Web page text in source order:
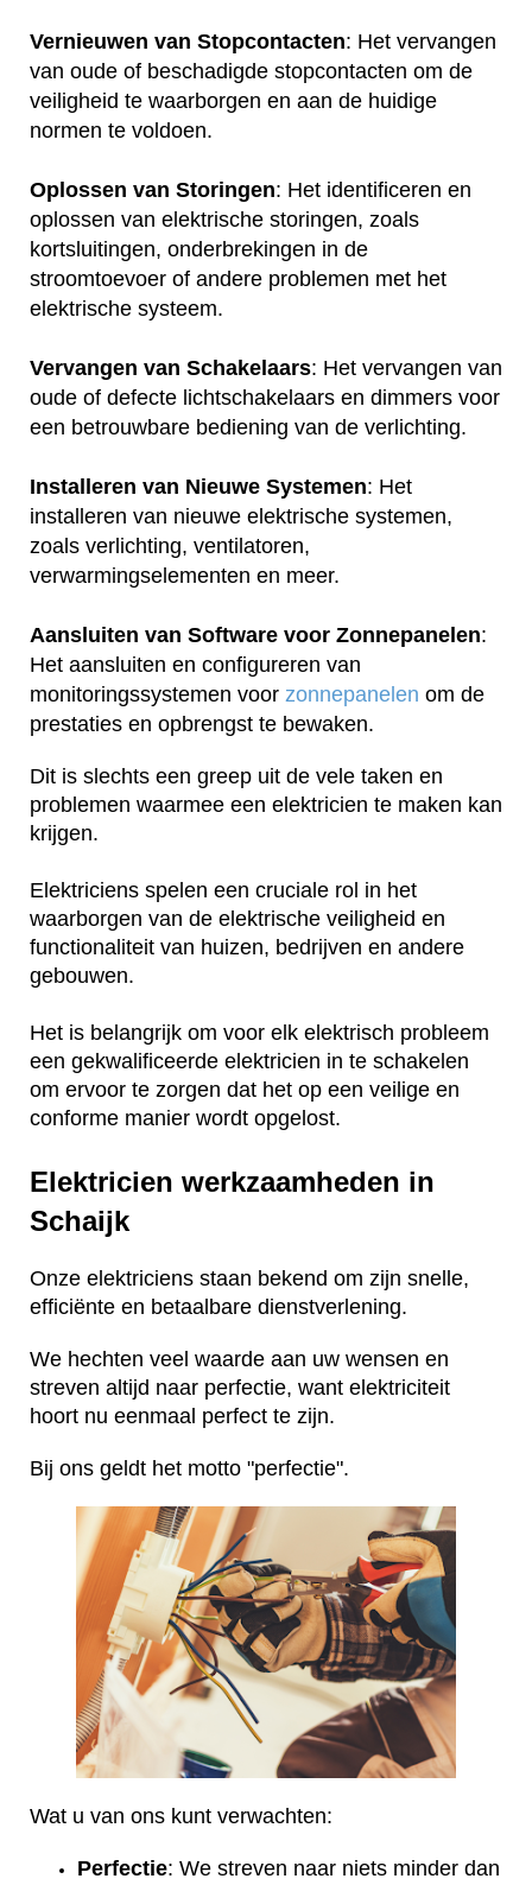
Vernieuwen van Stopcontacten: Het vervangen
van oude of beschadigde stopcontacten om de
veiligheid te waarborgen en aan de huidige
normen te voldoen.
Oplossen van Storingen: Het identificeren en
oplossen van elektrische storingen, zoals
kortsluitingen, onderbrekingen in de
stroomtoevoer of andere problemen met het
elektrische systeem.
Vervangen van Schakelaars: Het vervangen van
oude of defecte lichtschakelaars en dimmers voor
een betrouwbare bediening van de verlichting.
Installeren van Nieuwe Systemen: Het
installeren van nieuwe elektrische systemen,
zoals verlichting, ventilatoren,
verwarmingselementen en meer.
Aansluiten van Software voor Zonnepanelen:
Het aansluiten en configureren van
monitoringssystemen voor zonnepanelen om de
prestaties en opbrengst te bewaken.
Dit is slechts een greep uit de vele taken en
problemen waarmee een elektricien te maken kan
krijgen.
Elektriciens spelen een cruciale rol in het
waarborgen van de elektrische veiligheid en
functionaliteit van huizen, bedrijven en andere
gebouwen.
Het is belangrijk om voor elk elektrisch probleem
een gekwalificeerde elektricien in te schakelen
om ervoor te zorgen dat het op een veilige en
conforme manier wordt opgelost.
Elektricien werkzaamheden in
Schaijk
Onze elektriciens staan bekend om zijn snelle,
efficiënte en betaalbare dienstverlening.
We hechten veel waarde aan uw wensen en
streven altijd naar perfectie, want elektriciteit
hoort nu eenmaal perfect te zijn.
Bij ons geldt het motto "perfectie".
Wat u van ons kunt verwachten:
Perfectie: We streven naar niets minder dan